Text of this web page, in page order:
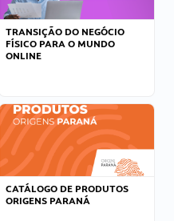
TRANSIÇÃO DO NEGÓCIO
FÍSICO PARA O MUNDO
ONLINE
CATÁLOGO DE PRODUTOS
ORIGENS PARANÁ